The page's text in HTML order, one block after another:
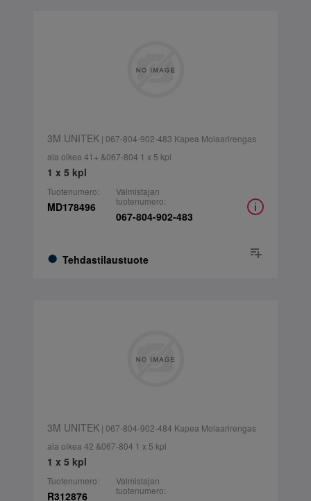
3M UNITEK| 067-804-902-483 Kapea Molaarirengas
ala oikea 41+ &067-804 1 x 5 kpl
1 x 5 kpl
Tuotenumero:
MD178496
Tehdastilaustuote
Valmistajan
tuotenumero:
067-804-902-483
3M UNITEK| 067-804-902-484 Kapea Molaarirengas
ala oikea 42 &067-804 1 x 5 kpl
1 x 5 kpl
Tuotenumero:
R312876
Valmistajan
tuotenumero: